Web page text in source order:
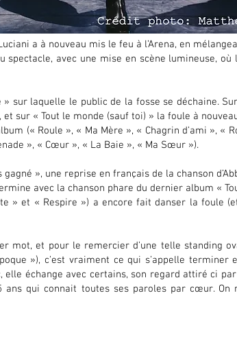
a à nouveau mis le feu à l’Arena, en
avec une mise en scène lumineuse,
sur laquelle le public de la fosse se déchaine.
sur « Tout le monde (sauf toi) » la foule à
(« Roule », « Ma Mère », « Chagrin d’ami », «
», « Cœur », « La Baie », « Ma Sœur »).
», une reprise en français de la chanson
avec la chanson phare du dernier album «
» et « Respire ») a encore fait danser la foule
mot, et pour le remercier d’une telle standing
»), c’est vraiment ce qui s’appelle terminer
elle échange avec certains, son regard attiré ci
qui connait toutes ses paroles par cœur. On